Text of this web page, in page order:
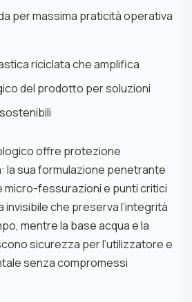
per massima praticità operativa
riciclata che amplifica
del prodotto per soluzioni
offre protezione
la sua formulazione penetrante
micro-fessurazioni e punti critici
invisibile che preserva l’integrità
mentre la base acqua e la
sicurezza per l’utilizzatore e
senza compromessi